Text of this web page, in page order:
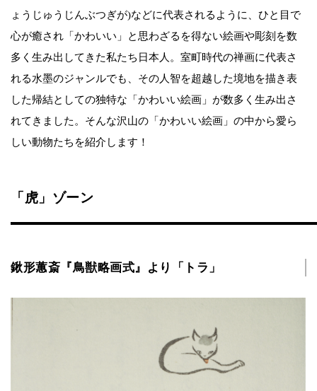
ょうじゅうじんぶつぎが)などに代表されるように、ひと目で
心が癒され「かわいい」と思わざるを得ない絵画や彫刻を数
多く生み出してきた私たち日本人。室町時代の禅画に代表さ
れる水墨のジャンルでも、その人智を超越した境地を描き表
した帰結としての独特な「かわいい絵画」が数多く生み出さ
れてきました。そんな沢山の「かわいい絵画」の中から愛ら
しい動物たちを紹介します！
「虎」ゾーン
鍬形蕙斎『鳥獣略画式』より「トラ」